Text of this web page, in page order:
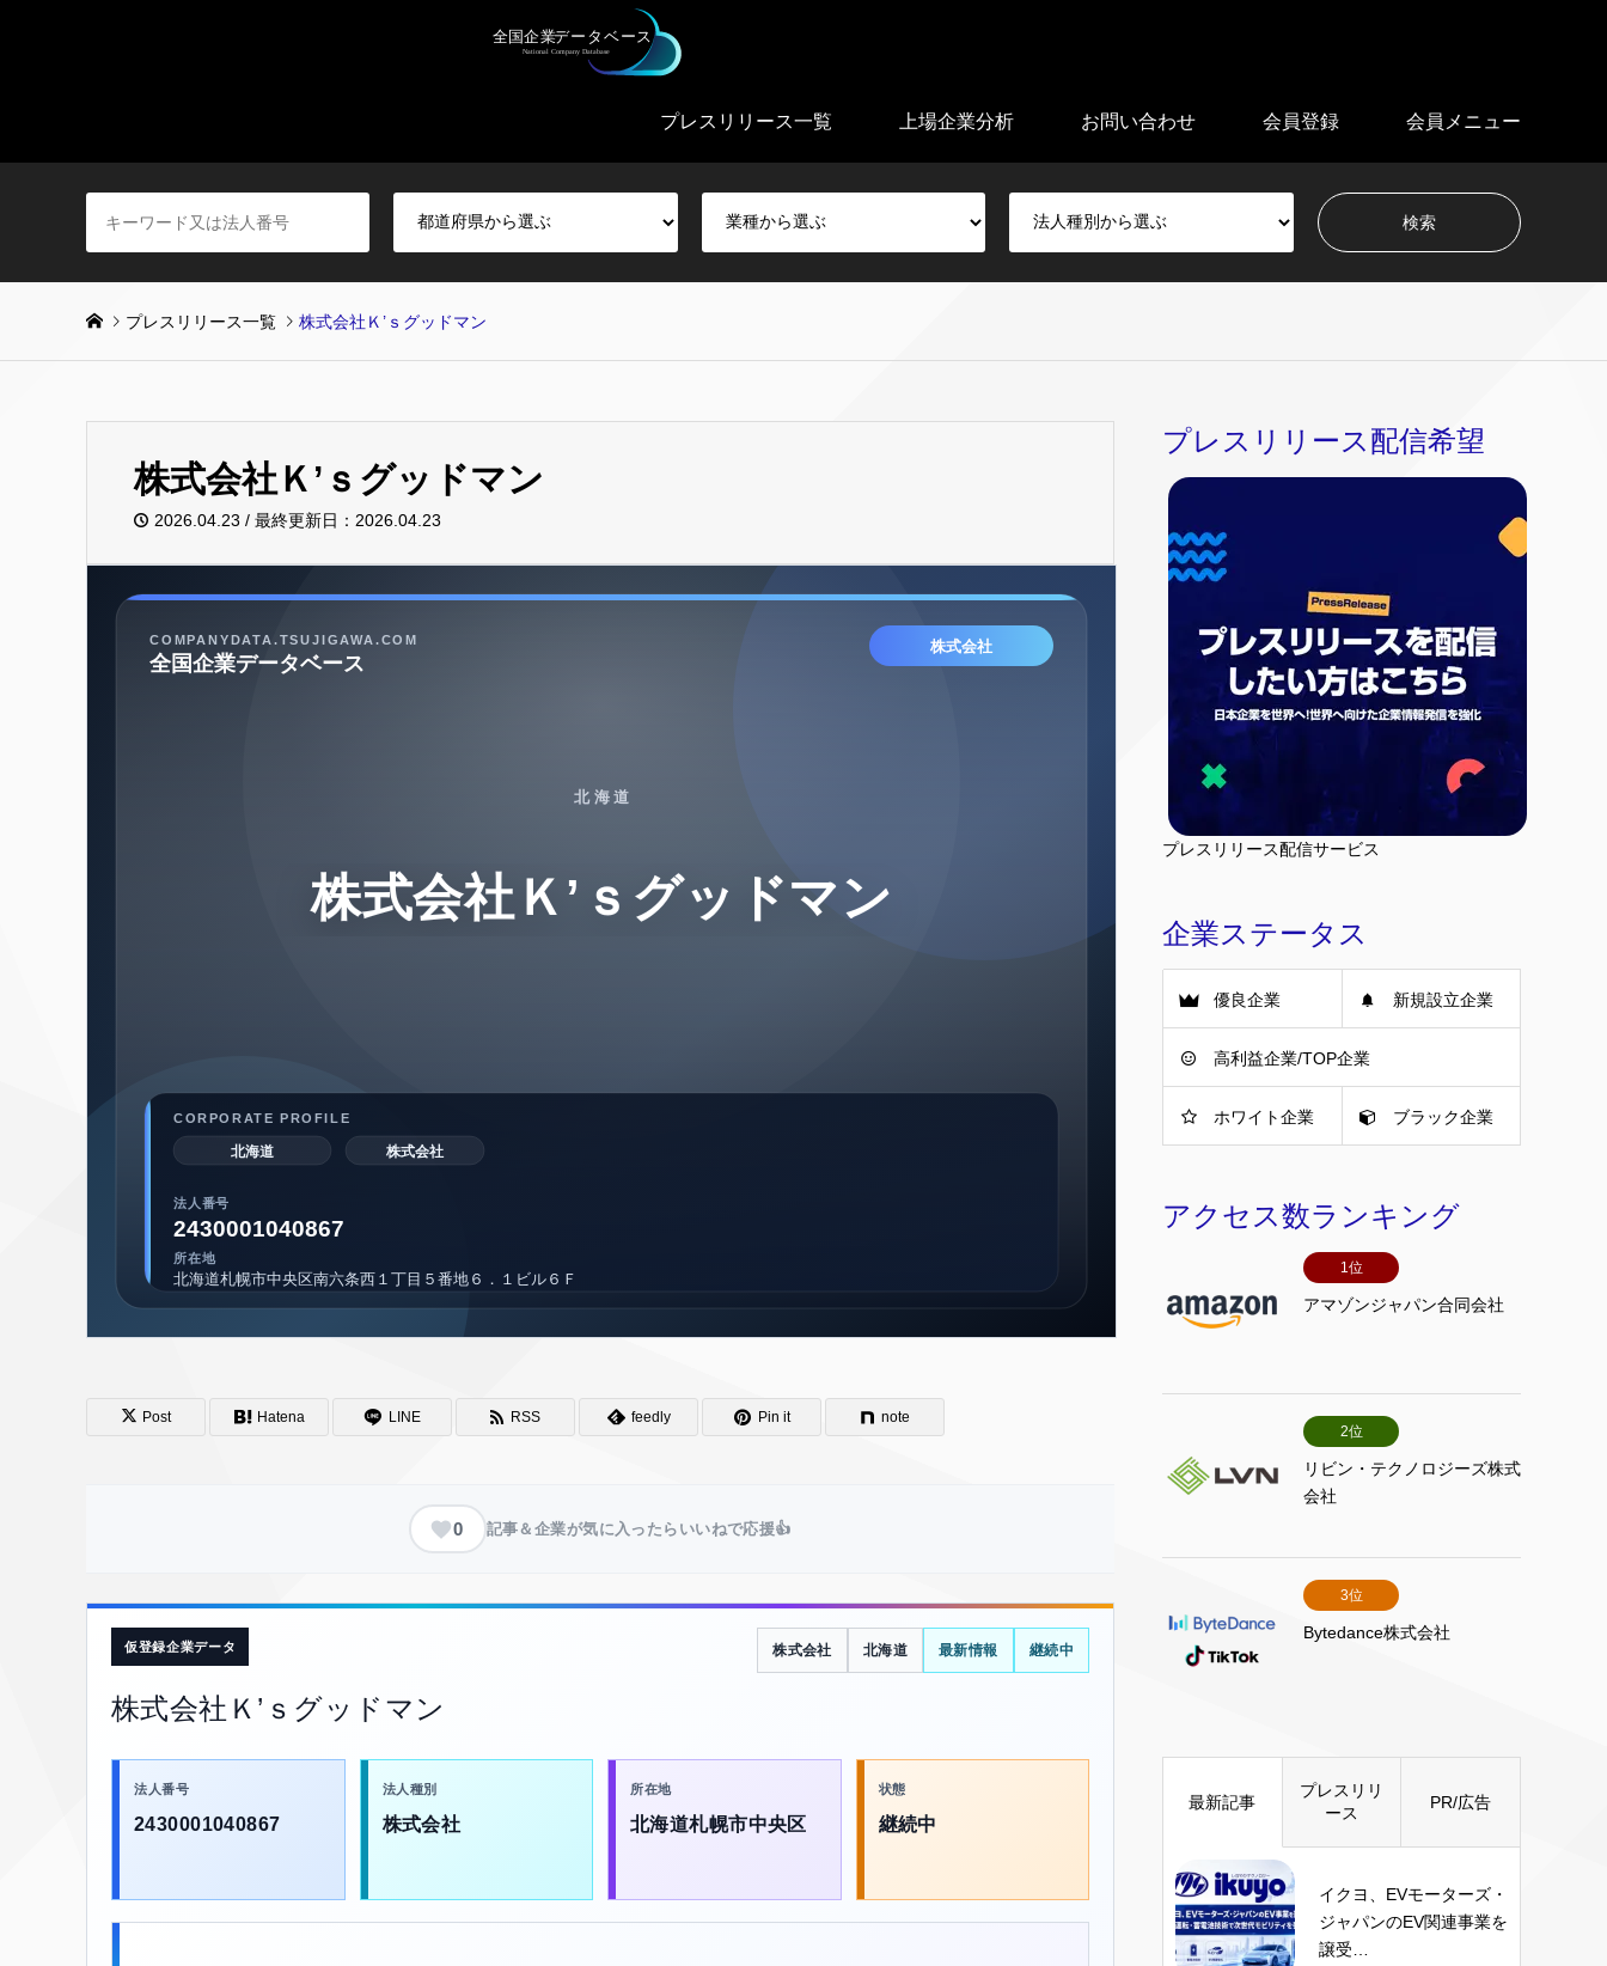
プレスリリース一覧 上場企業分析 お問い合わせ 会員登録 会員メニュー
プレスリリース一覧 株式会社Ｋ’ｓグッドマン
株式会社Ｋ’ｓグッドマン
2026.04.23 / 最終更新日：2026.04.23
Post Hatena LINE RSS feedly Pin it note
0 記事＆企業が気に入ったらいいねで応援👍
仮登録企業データ
株式会社Ｋ’ｓグッドマン
株式会社 北海道 最新情報 継続中
法人番号
2430001040867
法人種別
株式会社
所在地
北海道札幌市中央区
状態
継続中
プレスリリース配信希望
プレスリリース配信サービス
企業ステータス
優良企業 新規設立企業
高利益企業/TOP企業
ホワイト企業 ブラック企業
アクセス数ランキング
1位
アマゾンジャパン合同会社
2位
リビン・テクノロジーズ株式
会社
3位
Bytedance株式会社
最新記事
プレスリリ
ース
PR/広告
イクヨ、EVモーターズ・
ジャパンのEV関連事業を
譲受…